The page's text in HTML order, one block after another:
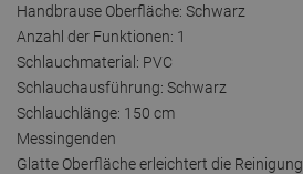
Handbrause Oberfläche: Schwarz
Anzahl der Funktionen: 1
Schlauchmaterial: PVC
Schlauchausführung: Schwarz
Schlauchlänge: 150 cm
Messingenden
Glatte Oberfläche erleichtert die Reinigung